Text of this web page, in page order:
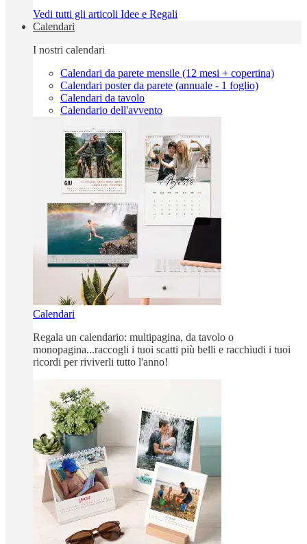
Vedi tutti gli articoli Idee e Regali
Calendari
I nostri calendari
Calendari da parete mensile (12 mesi + copertina)
Calendari poster da parete (annuale - 1 foglio)
Calendari da tavolo
Calendario dell'avvento
Calendari
Regala un calendario: multipagina, da tavolo o
monopagina...raccogli i tuoi scatti più belli e racchiudi i tuoi
ricordi per riviverli tutto l'anno!